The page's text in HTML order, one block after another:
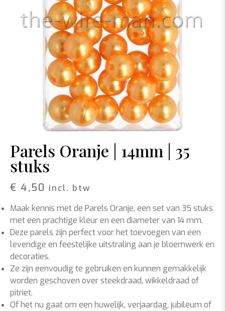
Parels Oranje | 14mm | 35
stuks
€ 4,50 incl. btw
Maak kennis met de Parels Oranje, een set van 35 stuks
met een prachtige kleur en een diameter van 14 mm.
Deze parels zijn perfect voor het toevoegen van een
levendige en feestelijke uitstraling aan je bloemwerk en
decoraties.
Ze zijn eenvoudig te gebruiken en kunnen gemakkelijk
worden geschoven over steekdraad, wikkeldraad of
pitriet.
Of het nu gaat om een huwelijk, verjaardag, jubileum of